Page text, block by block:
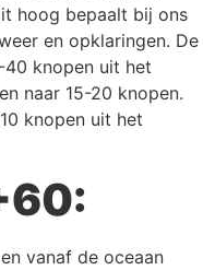
hoog bepaalt bij ons
en opklaringen. De
knopen uit het
naar 15-20 knopen.
knopen uit het
vanaf de oceaan